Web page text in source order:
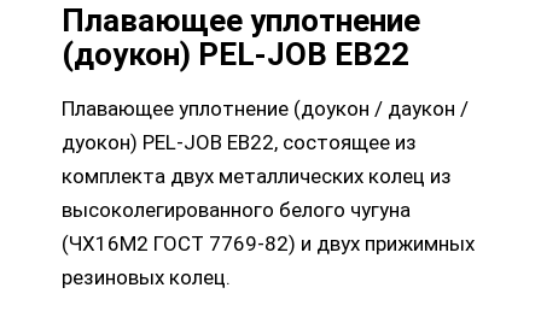
Плавающее уплотнение
(доукон) PEL-JOB EB22
Плавающее уплотнение (доукон / даукон /
дуокон) PEL-JOB EB22, состоящее из
комплекта двух металлических колец из
высоколегированного белого чугуна
(ЧХ16М2 ГОСТ 7769-82) и двух прижимных
резиновых колец.